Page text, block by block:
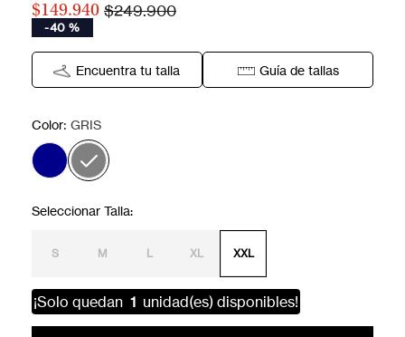
$149.940 $249.900
-40 %
Encuentra tu talla Guía de tallas
Color: GRIS
S M L XL XXL
¡Solo quedan 1 unidad(es) disponibles!